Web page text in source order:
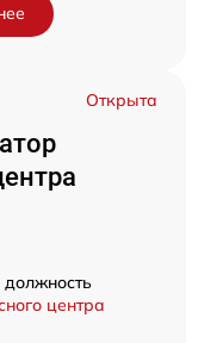
Открыта
центра